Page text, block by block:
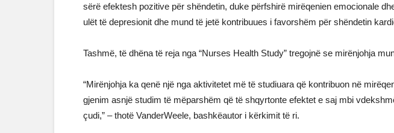
sërë efektesh pozitive për shëndetin, duke përfshirë mirëqenien emocionale
ulët të depresionit dhe mund të jetë kontribuues i favorshëm për shëndetin
Tashmë, të dhëna të reja nga “Nurses Health Study” tregojnë se mirënjohja
“Mirënjohja ka qenë një nga aktivitetet më të studiuara që kontribuon në
gjenim asnjë studim të mëparshëm që të shqyrtonte efektet e saj mbi
çudi,” – thotë VanderWeele, bashkëautor i kërkimit të ri.